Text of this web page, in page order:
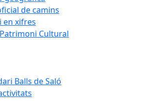
de camins
en xifres
Cultural
Balls de Saló